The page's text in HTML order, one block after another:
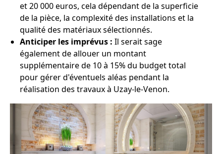
et 20 000 euros, cela dépendant de la superficie
de la pièce, la complexité des installations et la
qualité des matériaux sélectionnés.
Anticiper les imprévus : Il serait sage
également de allouer un montant
supplémentaire de 10 à 15% du budget total
pour gérer d'éventuels aléas pendant la
réalisation des travaux à Uzay-le-Venon.